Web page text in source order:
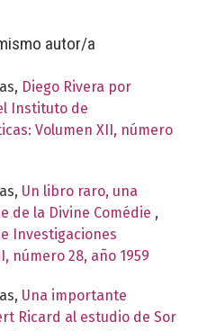
autor/a
Diego Rivera por
Instituto de
Volumen XII, número
Un libro raro, una
de la Divine Comédie ,
Investigaciones
número 28, año 1959
Una importante
Ricard al estudio de Sor